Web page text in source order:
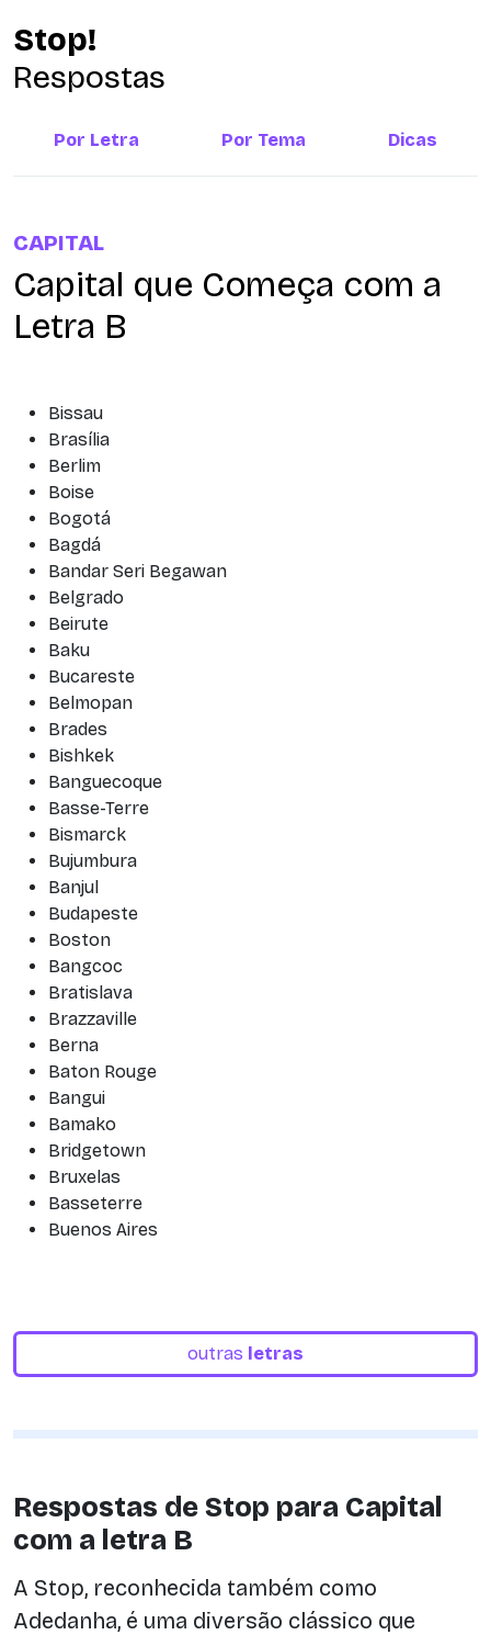
Stop!
Respostas
Por Letra Por Tema Dicas
CAPITAL
Capital que Começa com a
Letra B
Bissau
Brasília
Berlim
Boise
Bogotá
Bagdá
Bandar Seri Begawan
Belgrado
Beirute
Baku
Bucareste
Belmopan
Brades
Bishkek
Banguecoque
Basse-Terre
Bismarck
Bujumbura
Banjul
Budapeste
Boston
Bangcoc
Bratislava
Brazzaville
Berna
Baton Rouge
Bangui
Bamako
Bridgetown
Bruxelas
Basseterre
Buenos Aires
outras letras
Respostas de Stop para Capital
com a letra B
A Stop, reconhecida também como
Adedanha, é uma diversão clássico que